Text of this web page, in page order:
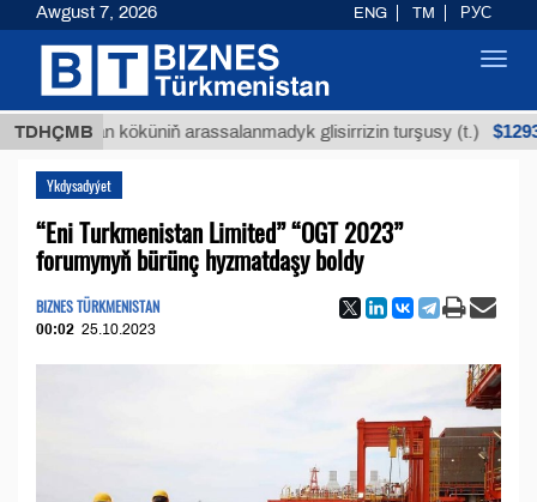
TDHÇMBköküniň arassalanmadyk glisirrizin turşusy (t.) $12935,18
Ykdysadyýet
“Eni Turkmenistan Limited” “OGT 2023”
forumynyň bürünç hyzmatdaşy boldy
BIZNES TÜRKMENISTAN
00:02 25.10.2023
Awgust 7, 2026 ENG TM РУС